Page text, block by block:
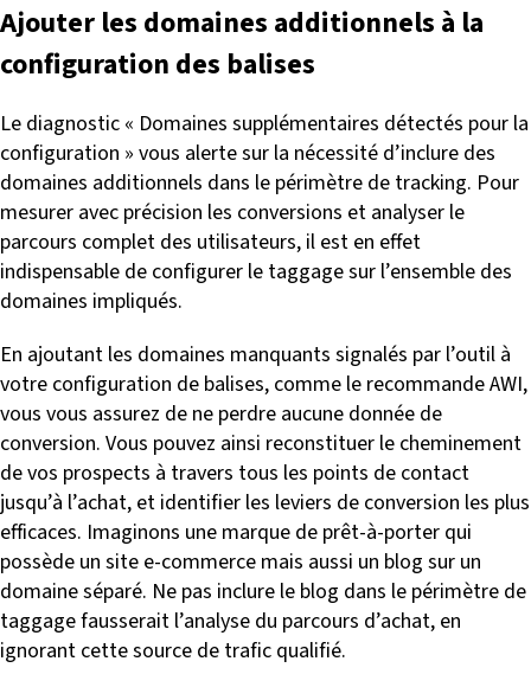
Ajouter les domaines additionnels à la
configuration des balises
Le diagnostic « Domaines supplémentaires détectés pour la
configuration » vous alerte sur la nécessité d’inclure des
domaines additionnels dans le périmètre de tracking. Pour
mesurer avec précision les conversions et analyser le
parcours complet des utilisateurs, il est en effet
indispensable de configurer le taggage sur l’ensemble des
domaines impliqués.
En ajoutant les domaines manquants signalés par l’outil à
votre configuration de balises, comme le recommande AWI,
vous vous assurez de ne perdre aucune donnée de
conversion. Vous pouvez ainsi reconstituer le cheminement
de vos prospects à travers tous les points de contact
jusqu’à l’achat, et identifier les leviers de conversion les plus
efficaces. Imaginons une marque de prêt-à-porter qui
possède un site e-commerce mais aussi un blog sur un
domaine séparé. Ne pas inclure le blog dans le périmètre de
taggage fausserait l’analyse du parcours d’achat, en
ignorant cette source de trafic qualifié.